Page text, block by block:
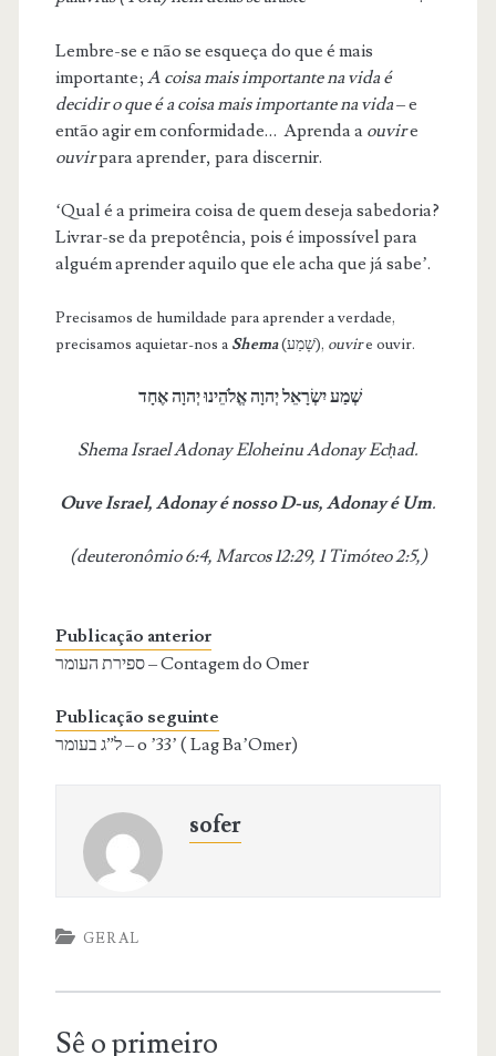
Lembre-se e não se esqueça do que é mais
importante; A coisa mais importante na vida é
decidir o que é a coisa mais importante na vida– e
então agir em conformidade… Aprenda a ouvire
ouvirpara aprender, para discernir.
‘Qual é a primeira coisa de quem deseja sabedoria?
Livrar-se da prepotência, pois é impossível para
alguém aprender aquilo que ele acha que já sabe’.
Precisamos de humildade para aprender a verdade,
precisamos aquietar-nos a Shema (שָׁמַע), ouvire ouvir.
שְׁמַעיִשְׂרָאֵל יְהוָה אֱלֹהֵינוּ יְהוָה אֶחָד
Shema Israel Adonay Eloheinu Adonay Ecḥad.
Ouve Israel, Adonay é nosso D-us, Adonay é Um.
(deuteronômio 6:4, Marcos 12:29, 1 Timóteo 2:5,)
Publicação anterior
ספירת העומר – Contagem do Omer
Publicação seguinte
ל”ג בעומר – o ’33’ ( Lag Ba’Omer)
sofer
GERAL
Sê o primeiro